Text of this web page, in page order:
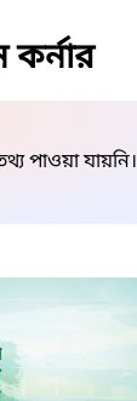
কর্নার
পাওয়া যায়নি।